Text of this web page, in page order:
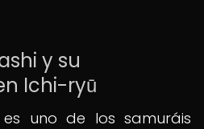
y su
Ichi-ryū
es uno de los samuráis